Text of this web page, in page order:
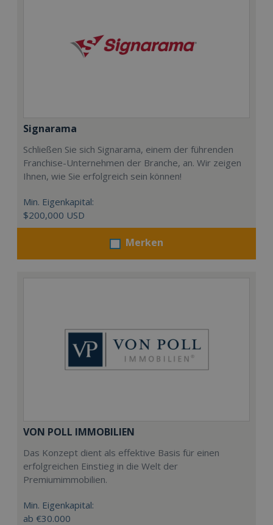
Signarama
Schließen Sie sich Signarama, einem der führenden
Franchise-Unternehmen der Branche, an. Wir zeigen
Ihnen, wie Sie erfolgreich sein können!
Min. Eigenkapital:
$200,000 USD
Merken
VON POLL IMMOBILIEN
Das Konzept dient als effektive Basis für einen
erfolgreichen Einstieg in die Welt der
Premiumimmobilien.
Min. Eigenkapital:
ab €30.000